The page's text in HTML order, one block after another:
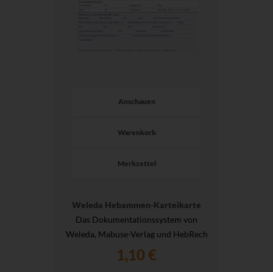
Anschauen
Warenkorb
Merkzettel
Weleda Hebammen-Karteikarte
Das Dokumentationssystem von
Weleda, Mabuse-Verlag und HebRech
1,10 €